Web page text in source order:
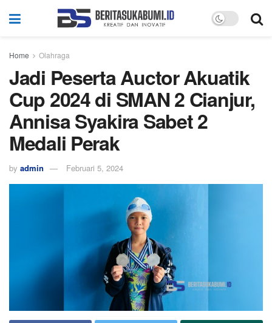
Home Olahraga
Jadi Peserta Auctor Akuatik
Cup 2024 di SMAN 2 Cianjur,
Annisa Syakira Sabet 2
Medali Perak
by admin Februari 5, 2024